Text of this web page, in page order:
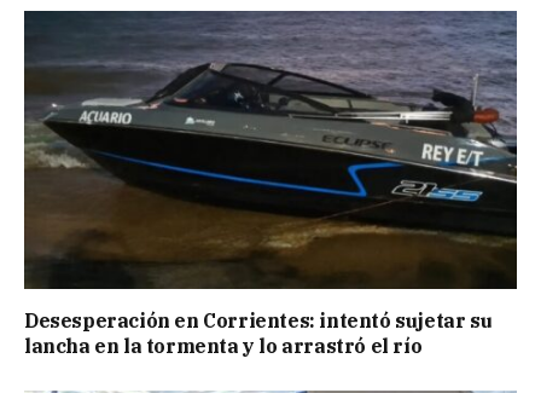
Desesperación en Corrientes: intentó sujetar su
lancha en la tormenta y lo arrastró el río